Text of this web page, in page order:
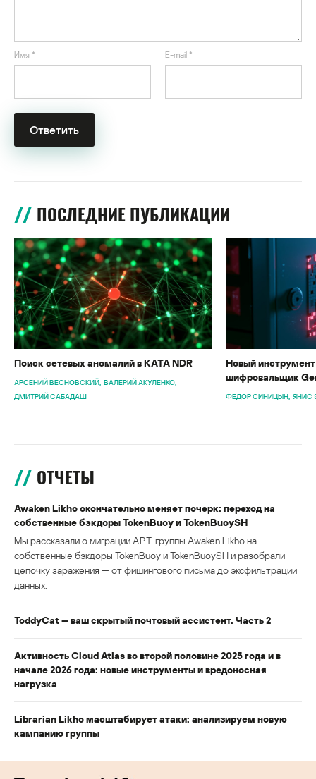
Имя * E-mail *
ПОСЛЕДНИЕ ПУБЛИКАЦИИ
Поиск сетевых аномалий в KATA NDR
АРСЕНИЙ ВЕСНОВСКИЙ ВАЛЕРИЙ АКУЛЕНКО
ДМИТРИЙ САБАДАШ
Новый
шифровальщик
ФЕДОР СИНИЦЫН ЯНИС
ОТЧЕТЫ
Awaken Likho окончательно меняет почерк: переход на
собственные бэкдоры TokenBuoy и TokenBuoySH
Мы рассказали о миграции APT-группы Awaken Likho на
собственные бэкдоры TokenBuoy и TokenBuoySH и разобрали
цепочку заражения — от фишингового письма до эксфильтрации
данных.
ToddyCat — ваш скрытый почтовый ассистент. Часть 2
Активность Cloud Atlas во второй половине 2025 года и в
начале 2026 года: новые инструменты и вредоносная
нагрузка
Librarian Likho масштабирует атаки: анализируем новую
кампанию группы